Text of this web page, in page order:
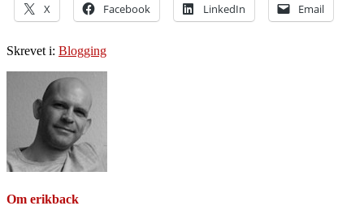
X Facebook LinkedIn Email
Skrevet i: Blogging
Om erikback